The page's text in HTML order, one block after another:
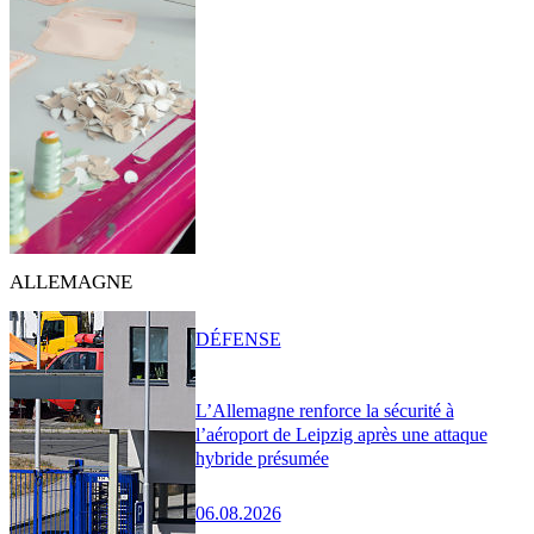
ALLEMAGNE
L’Allemagne renforce la sécurité à
l’aéroport de Leipzig après une attaque
hybride présumée
06.08.2026
DÉFENSE